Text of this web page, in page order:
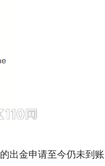
出金申请至今仍未到